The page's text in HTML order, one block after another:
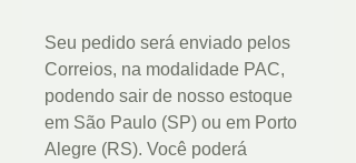
Seu pedido será enviado pelos
Correios, na modalidade PAC,
podendo sair de nosso estoque
em São Paulo (SP) ou em Porto
Alegre (RS). Você poderá